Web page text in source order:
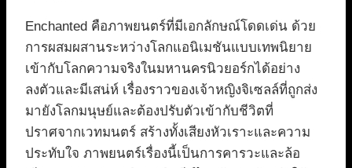
Enchanted คือภาพยนตร์ที่มีเอกลักษณ์โดดเด่น ด้วย
การผสมผสานระหว่างโลกแอนิเมชันแบบเทพนิยาย
เข้ากับโลกความจริงในมหานครนิวยอร์กได้อย่าง
ลงตัวและมีเสน่ห์ เรื่องราวของเจ้าหญิงจิเซลล์ที่ถูกส่ง
มายังโลกมนุษย์และต้องปรับตัวเข้ากับชีวิตที่
ปราศจากเวทมนตร์ สร้างทั้งเสียงหัวเราะและความ
ประทับใจ ภาพยนตร์เรื่องนี้เป็นการคารวะและล้อ